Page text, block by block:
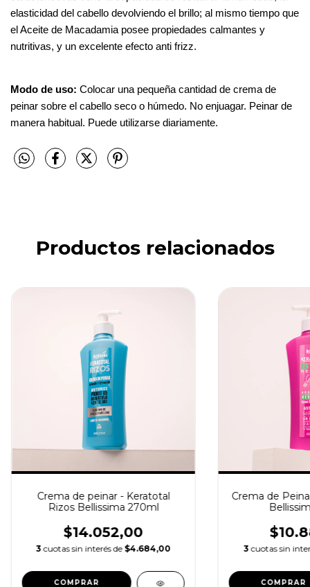
elasticidad del cabello devolviendo el brillo; al mismo tiempo que
el Aceite de Macadamia posee propiedades calmantes y
nutritivas, y un excelente efecto anti frizz.
Modo de uso: Colocar una pequeña cantidad de crema de
peinar sobre el cabello seco o húmedo. No enjuagar. Peinar de
manera habitual. Puede utilizarse diariamente.
Productos relacionados
Crema de peinar - Keratotal
Rizos Bellissima 270ml
$14.052,00
3 cuotas sin interés de $4.684,00
Crema de
3 cuotas sin